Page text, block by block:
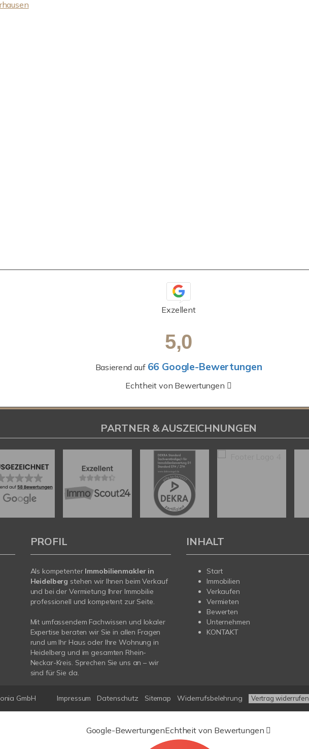
Exzellent
5,0
Basierend auf 66 Google-Bewertungen
Echtheit von Bewertungen
PARTNER & AUSZEICHNUNGEN
PROFIL
Als kompetenter Immobilienmakler in
Heidelberg stehen wir Ihnen beim Verkauf
und bei der Vermietung Ihrer Immobilie
professionell und kompetent zur Seite.
Mit umfassendem Fachwissen und lokaler
Expertise beraten wir Sie in allen Fragen
rund um Ihr Haus oder Ihre Wohnung in
Heidelberg und im gesamten Rhein-
Neckar-Kreis. Sprechen Sie uns an – wir
sind für Sie da.
INHALT
Start
Immobilien
Verkaufen
Vermieten
Bewerten
Unternehmen
KONTAKT
GmbH Impressum Datenschutz Sitemap Widerrufsbelehrung Vertrag widerrufen
Google-BewertungenEchtheit von Bewertungen